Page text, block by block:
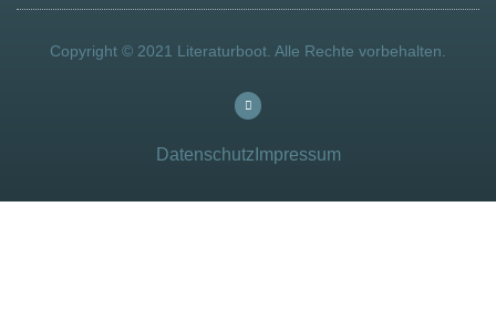
Copyright © 2021 Literaturboot. Alle Rechte vorbehalten.
Datenschutz Impressum